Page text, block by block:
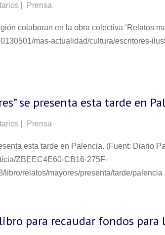
Prensa
colaboran en la obra colectiva ‘Relatos
mas-actualidad/cultura/escritores-
se presenta esta tarde en
Prensa
esta tarde en Palencia. (Fuent: Diario
ZBEEC4E60-CB16-275F-
libro/relatos/mayores/presenta/tarde/palencia
para recaudar fondos